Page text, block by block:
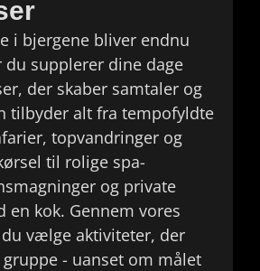
i bjergene bliver endnu
supplerer dine dage
der skaber samtaler og
tilbyder alt fra tempofyldte
topvandringer og
til rolige spa-
og private
en kok. Gennem vores
vælge aktiviteter, der
- uanset om målet